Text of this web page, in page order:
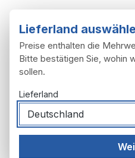
Räder
Lieferland
Preise enthalten die
Bitte bestätigen Sie, wohin
sollen.
Lieferland